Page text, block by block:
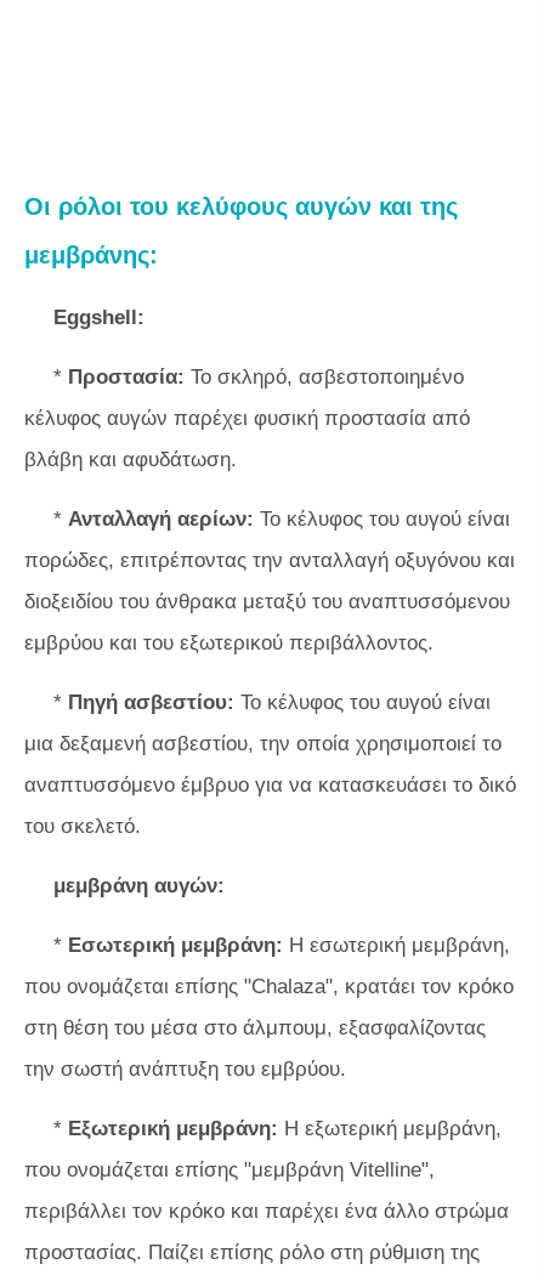
Οι ρόλοι του κελύφους αυγών και της
μεμβράνης:
Eggshell:
* Προστασία: Το σκληρό, ασβεστοποιημένο
κέλυφος αυγών παρέχει φυσική προστασία από
βλάβη και αφυδάτωση.
* Ανταλλαγή αερίων: Το κέλυφος του αυγού είναι
πορώδες, επιτρέποντας την ανταλλαγή οξυγόνου και
διοξειδίου του άνθρακα μεταξύ του αναπτυσσόμενου
εμβρύου και του εξωτερικού περιβάλλοντος.
* Πηγή ασβεστίου: Το κέλυφος του αυγού είναι
μια δεξαμενή ασβεστίου, την οποία χρησιμοποιεί το
αναπτυσσόμενο έμβρυο για να κατασκευάσει το δικό
του σκελετό.
μεμβράνη αυγών:
* Εσωτερική μεμβράνη: Η εσωτερική μεμβράνη,
που ονομάζεται επίσης "Chalaza", κρατάει τον κρόκο
στη θέση του μέσα στο άλμπουμ, εξασφαλίζοντας
την σωστή ανάπτυξη του εμβρύου.
* Εξωτερική μεμβράνη: Η εξωτερική μεμβράνη,
που ονομάζεται επίσης "μεμβράνη Vitelline",
περιβάλλει τον κρόκο και παρέχει ένα άλλο στρώμα
προστασίας. Παίζει επίσης ρόλο στη ρύθμιση της